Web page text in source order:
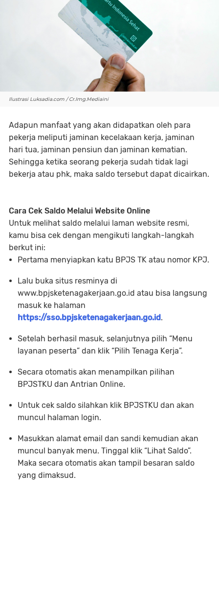
Mediaini
Adapun manfaat yang akan didapatkan oleh para
pekerja meliputi jaminan kecelakaan kerja, jaminan
hari tua, jaminan pensiun dan jaminan kematian.
Sehingga ketika seorang pekerja sudah tidak lagi
bekerja atau phk, maka saldo tersebut dapat dicairkan.
Cara Cek Saldo Melalui Website Online
Untuk melihat saldo melalui laman website resmi,
kamu bisa cek dengan mengikuti langkah-langkah
berkut ini:
Pertama menyiapkan katu BPJS TK atau nomor KPJ.
Lalu buka situs resminya di
www.bpjsketenagakerjaan.go.id atau bisa langsung
masuk ke halaman
https://sso.bpjsketenagakerjaan.go.id.
Setelah berhasil masuk, selanjutnya pilih “Menu
layanan peserta” dan klik “Pilih Tenaga Kerja”.
Secara otomatis akan menampilkan pilihan
BPJSTKU dan Antrian Online.
Untuk cek saldo silahkan klik BPJSTKU dan akan
muncul halaman login.
Masukkan alamat email dan sandi kemudian akan
muncul banyak menu. Tinggal klik “Lihat Saldo”.
Maka secara otomatis akan tampil besaran saldo
yang dimaksud.